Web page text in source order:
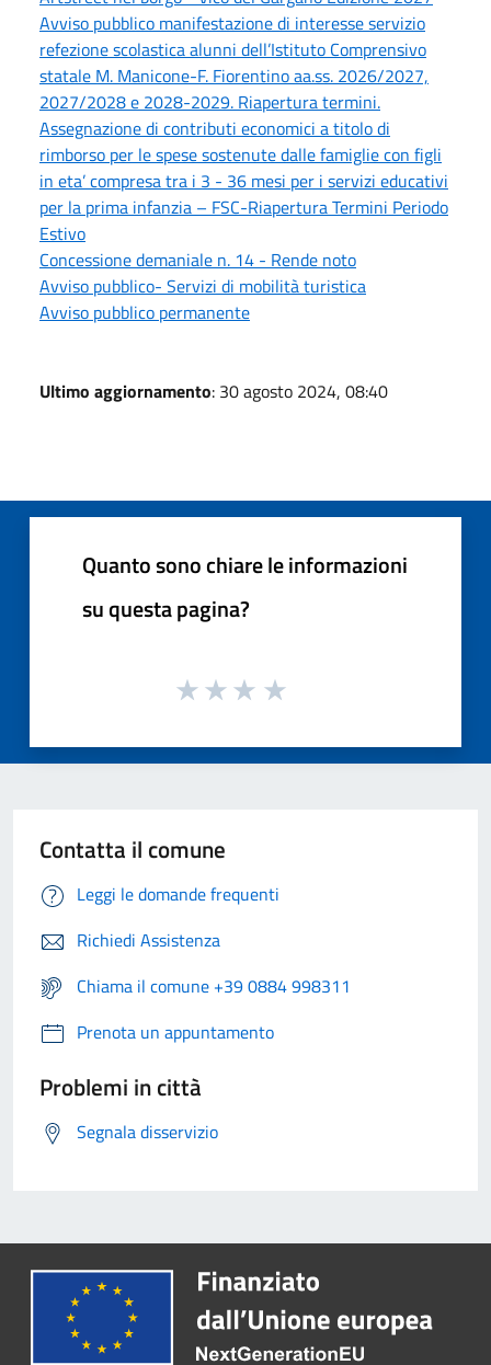
Avviso pubblico manifestazione di interesse servizio
refezione scolastica alunni dell’Istituto Comprensivo
statale M. Manicone-F. Fiorentino aa.ss. 2026/2027,
2027/2028 e 2028-2029. Riapertura termini.
Assegnazione di contributi economici a titolo di
rimborso per le spese sostenute dalle famiglie con figli
in eta’ compresa tra i 3 - 36 mesi per i servizi educativi
per la prima infanzia – FSC-Riapertura Termini Periodo
Estivo
Concessione demaniale n. 14 - Rende noto
Avviso pubblico- Servizi di mobilità turistica
Avviso pubblico permanente
Ultimo aggiornamento: 30 agosto 2024, 08:40
Quanto sono chiare le informazioni
su questa pagina?
Contatta il comune
Leggi le domande frequenti
Richiedi Assistenza
Chiama il comune +39 0884 998311
Prenota un appuntamento
Problemi in città
Segnala disservizio